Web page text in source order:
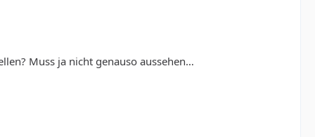
Muss ja nicht genauso aussehen…